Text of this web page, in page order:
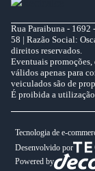
Rua Paraibuna -
58 | Razão Social:
direitos reservados.
Eventuais promoções,
válidos apenas para
veiculados são de
É proibida a
Tecnologia de e-
Desenvolvido por
Powered by